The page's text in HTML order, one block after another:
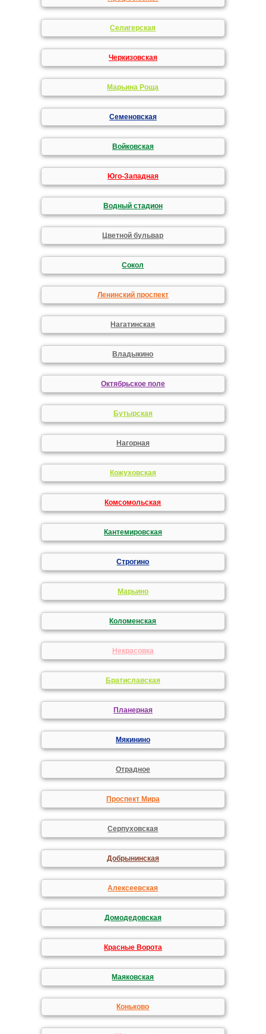
Селигерская
Черкизовская
Марьина Роща
Семеновская
Войковская
Юго-Западная
Водный стадион
Цветной бульвар
Сокол
Ленинский проспект
Нагатинская
Владыкино
Октябрьское поле
Бутырская
Нагорная
Кожуховская
Комсомольская
Кантемировская
Строгино
Марьино
Коломенская
Некрасовка
Братиславская
Планерная
Мякинино
Отрадное
Проспект Мира
Серпуховская
Добрынинская
Алексеевская
Домодедовская
Красные Ворота
Маяковская
Коньково